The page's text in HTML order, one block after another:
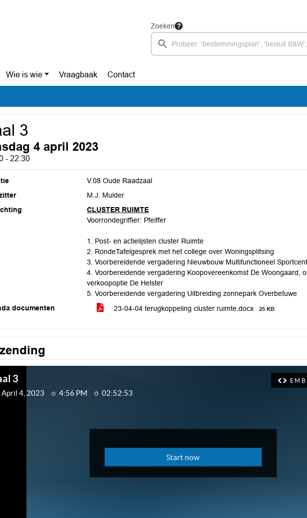
Zoeken
Wie is wie Vraagbaak Contact
3
4 april 2023
- 22:30
V.08 Oude Raadzaal
M.J. Mulder
CLUSTER RUIMTE
Voorrondegriffier: Pfeiffer
1. Post- en actielijsten cluster Ruimte
2. RondeTafelgesprek met het college over Woningsplitsing
3. Voorbereidende vergadering Nieuwbouw Multifunctioneel
4. Voorbereidende vergadering Koopovereenkomst De Woongaard,
verkoopoptie De Helster
5. Voorbereidende vergadering Uitbreiding zonnepark Overbetuwe
documenten
23-04-04 terugkoppeling cluster ruimte.docx 25 KB